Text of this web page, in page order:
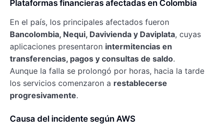
Plataformas financieras afectadas en Colombia
En el país, los principales afectados fueron
Bancolombia, Nequi, Davivienda y Daviplata, cuyas
aplicaciones presentaron intermitencias en
transferencias, pagos y consultas de saldo.
Aunque la falla se prolongó por horas, hacia la tarde
los servicios comenzaron a restablecerse
progresivamente.
Causa del incidente según AWS